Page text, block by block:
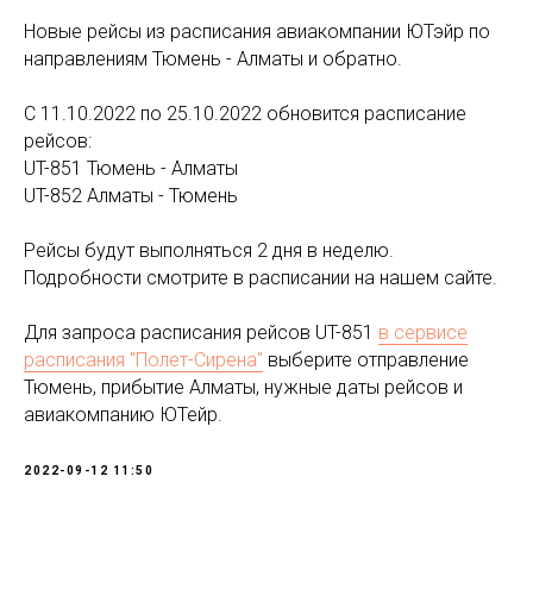
Новые рейсы из расписания авиакомпании ЮТэйр по
направлениям Тюмень - Алматы и обратно.
С 11.10.2022 по 25.10.2022 обновится расписание
рейсов:
UT-851 Тюмень - Алматы
UT-852 Алматы - Тюмень
Рейсы будут выполняться 2 дня в неделю.
Подробности смотрите в расписании на нашем сайте.
Для запроса расписания рейсов UT-851 в сервисе
расписания "Полет-Сирена" выберите отправление
Тюмень, прибытие Алматы, нужные даты рейсов и
авиакомпанию ЮТейр.
2022-09-12 11:50